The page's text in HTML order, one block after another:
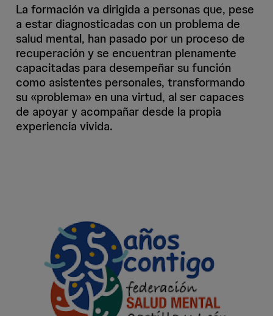
La formación va dirigida a personas que, pese
a estar diagnosticadas con un problema de
salud mental, han pasado por un proceso de
recuperación y se encuentran plenamente
capacitadas para desempeñar su función
como asistentes personales, transformando
su «problema» en una virtud, al ser capaces
de apoyar y acompañar desde la propia
experiencia vivida.